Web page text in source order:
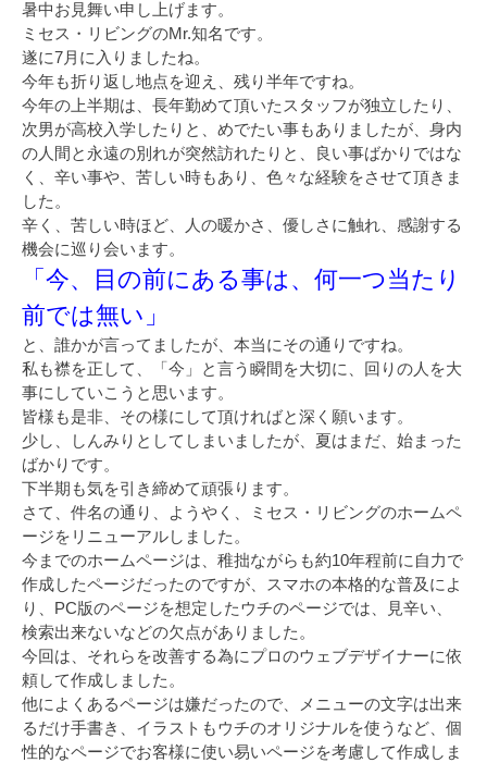
暑中お見舞い申し上げます。
ミセス・リビングのMr.知名です。
遂に7月に入りましたね。
今年も折り返し地点を迎え、残り半年ですね。
今年の上半期は、長年勤めて頂いたスタッフが独立したり、
次男が高校入学したりと、めでたい事もありましたが、身内
の人間と永遠の別れが突然訪れたりと、良い事ばかりではな
く、辛い事や、苦しい時もあり、色々な経験をさせて頂きま
した。
辛く、苦しい時ほど、人の暖かさ、優しさに触れ、感謝する
機会に巡り会います。
「今、目の前にある事は、何一つ当たり
前では無い」
と、誰かが言ってましたが、本当にその通りですね。
私も襟を正して、「今」と言う瞬間を大切に、回りの人を大
事にしていこうと思います。
皆様も是非、その様にして頂ければと深く願います。
少し、しんみりとしてしまいましたが、夏はまだ、始まった
ばかりです。
下半期も気を引き締めて頑張ります。
さて、件名の通り、ようやく、ミセス・リビングのホームペ
ージをリニューアルしました。
今までのホームページは、稚拙ながらも約10年程前に自力で
作成したページだったのですが、スマホの本格的な普及によ
り、PC版のページを想定したウチのページでは、見辛い、
検索出来ないなどの欠点がありました。
今回は、それらを改善する為にプロのウェブデザイナーに依
頼して作成しました。
他によくあるページは嫌だったので、メニューの文字は出来
るだけ手書き、イラストもウチのオリジナルを使うなど、個
性的なページでお客様に使い易いページを考慮して作成しま